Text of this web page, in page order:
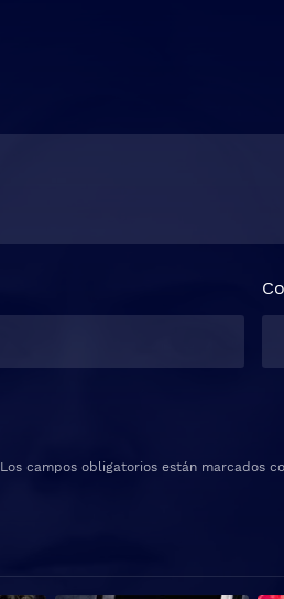
Los campos obligatorios están marcados